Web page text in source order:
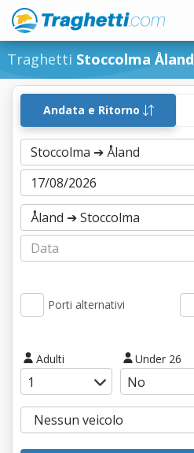
Traghetti Stoccolma Åland
Andata e Ritorno
Porti alternativi
Adulti Under 26